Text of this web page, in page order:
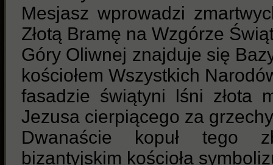
Mesjasz wprowadzi
Złotą Bramę na Wzgórze
Góry Oliwnej znajduje się
kościołem Wszystkich
fasadzie świątyni lśni złota
Jezusa cierpiącego za
Dwanaście kopuł tego
bizantyjskim kościoła